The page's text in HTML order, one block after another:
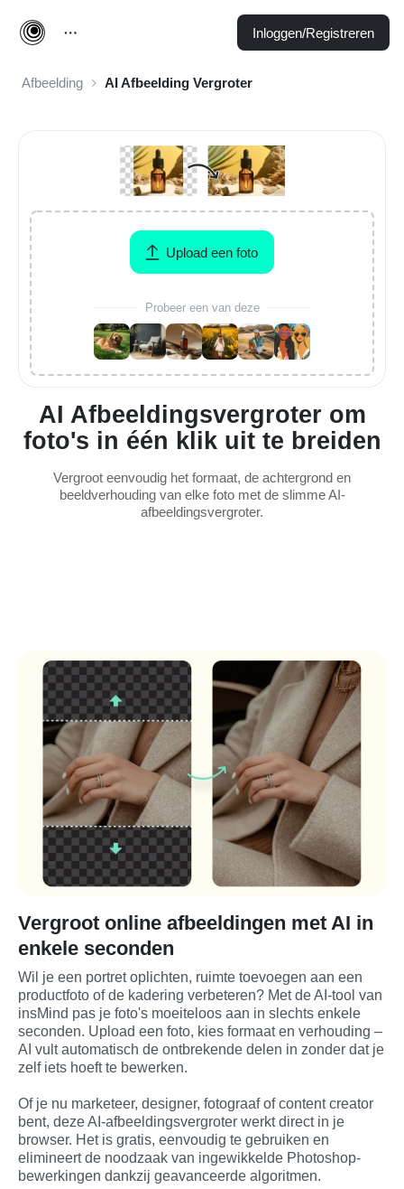
Inloggen/Registreren
Afbeelding AI Afbeelding Vergroter
AI Afbeeldingsvergroter om
foto's in één klik uit te breiden
Vergroot eenvoudig het formaat, de achtergrond en
beeldverhouding van elke foto met de slimme AI-
afbeeldingsvergroter.
Upload een foto
Probeer een van deze
Vergroot online afbeeldingen met AI in
enkele seconden
Wil je een portret oplichten, ruimte toevoegen aan een
productfoto of de kadering verbeteren? Met de AI-tool van
insMind pas je foto's moeiteloos aan in slechts enkele
seconden. Upload een foto, kies formaat en verhouding –
AI vult automatisch de ontbrekende delen in zonder dat je
zelf iets hoeft te bewerken.
Of je nu marketeer, designer, fotograaf of content creator
bent, deze AI-afbeeldingsvergroter werkt direct in je
browser. Het is gratis, eenvoudig te gebruiken en
elimineert de noodzaak van ingewikkelde Photoshop-
bewerkingen dankzij geavanceerde algoritmen.